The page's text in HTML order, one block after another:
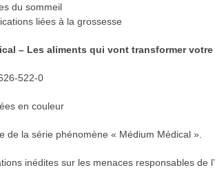
du sommeil
liées à la grossesse
– Les aliments qui vont transformer votre
522-0
en couleur
de la série phénomène « Médium Médical ».
inédites sur les menaces responsables